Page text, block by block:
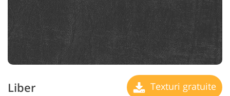
Liber Texturi gratuite